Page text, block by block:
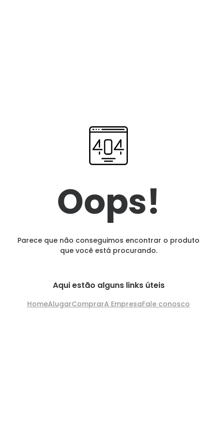
Oops!
Parece que não conseguimos encontrar o produto
que você está procurando.
Aqui estão alguns links úteis
HomeAlugarComprarA EmpresaFale conosco